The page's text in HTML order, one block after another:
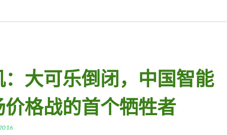
大可乐倒闭，中国智能
格战的首个牺牲者